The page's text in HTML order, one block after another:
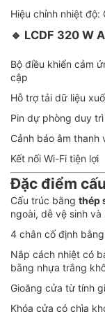
Hiệu chỉnh nhiệt độ:
🔹 LCDF 320 W
Bộ điều khiển cảm
cập
Hỗ trợ tải dữ liệu
Pin dự phòng duy
Cảnh báo âm thanh
Kết nối Wi-Fi tiện lợi
Đặc điểm
Cấu trúc bằng thép
ngoài, dễ vệ sinh và
4 chân cố định
Nắp cách nhiệt có
bằng nhựa trắng
Gioăng cửa từ tính
Khóa cửa có chìa